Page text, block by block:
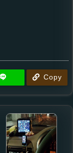
Copy